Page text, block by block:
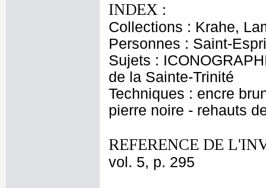
INDEX :
Collections : Krahe,
Personnes : Saint-
Sujets :
de la Sainte-Trinité
Techniques : encre
pierre noire - rehauts
REFERENCE DE
vol. 5, p. 295